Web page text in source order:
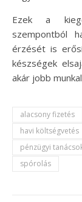
Ezek a
szempontból
érzését is
készségek
akár jobb
alacsony fizetés
havi költségvetés
pénzügyi
spórolás